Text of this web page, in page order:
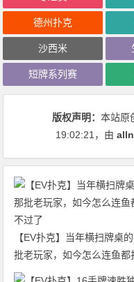
德州扑克
沙西米
短牌系列赛
版权声明：本站原
19:02:21 ，由
【EV扑克】当年横扫牌桌
批老玩家，如今怎么连鱼都
过了